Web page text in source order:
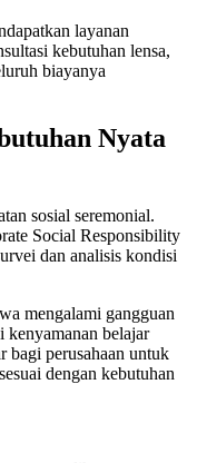
layanan
kebutuhan lensa,
biayanya
Nyata
sosial seremonial.
Social Responsibility
dan analisis kondisi
mengalami gangguan
kenyamanan belajar
bagi perusahaan untuk
dengan kebutuhan